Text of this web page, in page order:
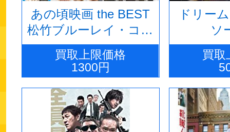
あの頃映画 the BEST
松竹ブルーレイ・コレ
クション 切 腹 [Blu-
ray]
買取上限価格
1300円
ドリー
ソ
買取